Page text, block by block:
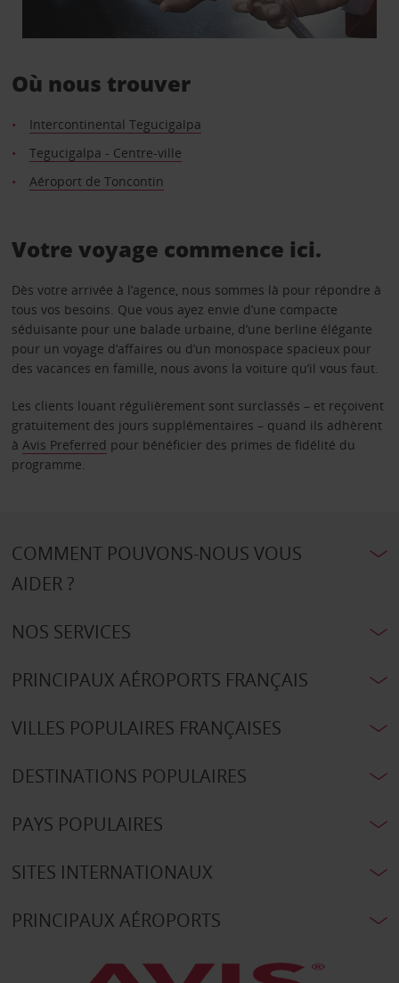
Où nous trouver
Intercontinental Tegucigalpa
Tegucigalpa - Centre-ville
Aéroport de Toncontin
Votre voyage commence ici.
Dès votre arrivée à l’agence, nous sommes là pour répondre à
tous vos besoins. Que vous ayez envie d’une compacte
séduisante pour une balade urbaine, d’une berline élégante
pour un voyage d’affaires ou d’un monospace spacieux pour
des vacances en famille, nous avons la voiture qu’il vous faut.
Les clients louant régulièrement sont surclassés – et reçoivent
gratuitement des jours supplémentaires – quand ils adhèrent
à Avis Preferred pour bénéficier des primes de fidélité du
programme.
COMMENT POUVONS-NOUS VOUS
AIDER ?
NOS SERVICES
PRINCIPAUX AÉROPORTS FRANÇAIS
VILLES POPULAIRES FRANÇAISES
DESTINATIONS POPULAIRES
PAYS POPULAIRES
SITES INTERNATIONAUX
PRINCIPAUX AÉROPORTS